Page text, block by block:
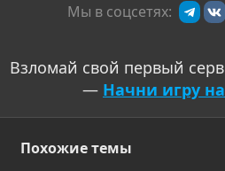
Мы в соцсетях:
Взломай свой первый
— Начни игру
Похожие темы